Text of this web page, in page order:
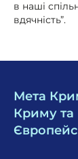
в наші
вдячність”.
Мета
Криму та